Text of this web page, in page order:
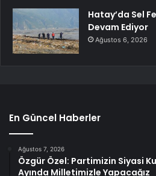
Hatay’da Sel
Devam Ediyor
Ağustos 6, 2026
En Güncel Haberler
Ağustos 7, 2026
Özgür Özel: Partimizin Siyasi
Ayında Milletimizle Yapacağız